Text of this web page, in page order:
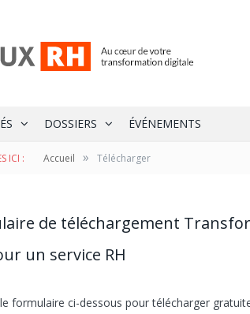
DOSSIERS ÉVÉNEMENTS
ICI : Accueil » Télécharger
de téléchargement
un service RH
formulaire ci-dessous pour télécharger